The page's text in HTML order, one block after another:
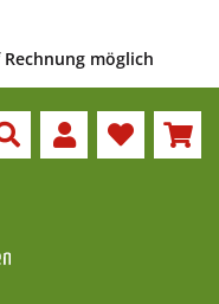
möglich